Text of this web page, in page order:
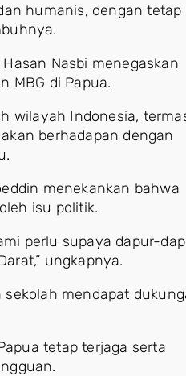
humanis, dengan tetap
Nasbi menegaskan
MBG di Papua.
wilayah Indonesia,
berhadapan dengan
menekankan bahwa
isu politik.
perlu supaya dapur-
ungkapnya.
mendapat
tetap terjaga serta